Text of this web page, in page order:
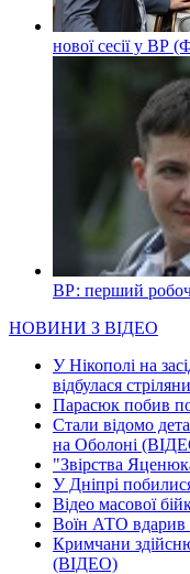
нової сесії у ВР
ВР: перший
НОВИНИ З ВІДЕО
У Нікополі на
відбулася
Парасюк побив
Стали відомо
на Оболоні
"Звірства
У Дніпрі
Відео масової
Воїн АТО вдарив
Кримчани
(ВІДЕО)